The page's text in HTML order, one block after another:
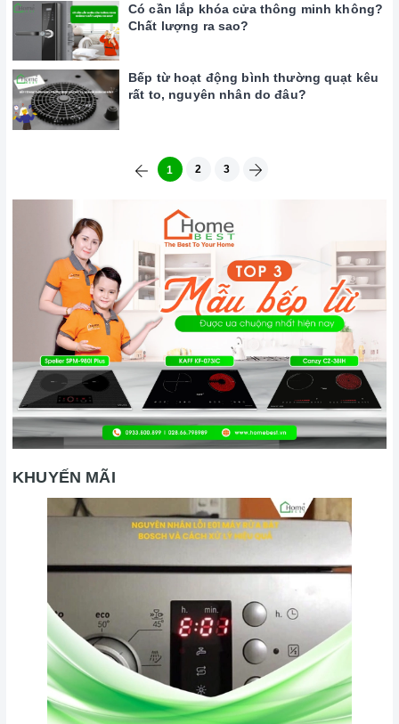
Có cần lắp khóa cửa thông minh không?
Chất lượng ra sao?
Bếp từ hoạt động bình thường quạt kêu
rất to, nguyên nhân do đâu?
1 2 3
KHUYẾN MÃI